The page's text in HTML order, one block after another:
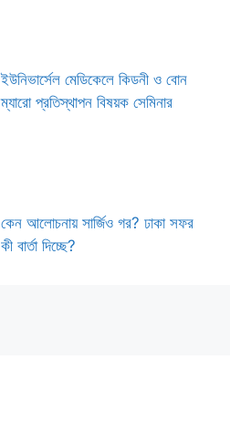
ইউনিভার্সেল মেডিকেলে কিডনী ও বোন
ম্যারো প্রতিস্থাপন বিষয়ক সেমিনার
কেন আলোচনায় সার্জিও গর? ঢাকা সফর
কী বার্তা দিচ্ছে?